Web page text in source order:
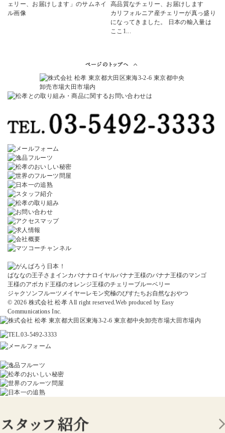
高品質なチェリー、お届けします
カリフォルニア産チェリーが真っ盛り
になってきました。 日本の輸入量は
ここ1...
ばななの王子さま インカバナナ ロイヤルバナナ王様のバナナ王様のマンゴ
王様のアボカド王様のオレンジ王様のチェリーブルーベリー
ジャクソンフルーツ メイヤーレモン究極のぴすたちお自然なおやつ
© 2026 株式会社 松孝 All right reserved.Web produced byEasy
Communications Inc.